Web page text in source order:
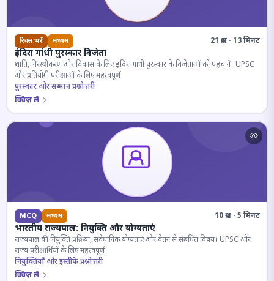
रिक्त भरें मध्यम 21 प्रश्न · 13 मिनट
इंदिरा गांधी पुरस्कार विजेता
शांति, निरस्त्रीकरण और विकास के लिए इंदिरा गांधी पुरस्कार के विजेताओं को पहचानें। UPSC
और प्रतियोगी परीक्षाओं के लिए महत्वपूर्ण।
पुरस्कार और सम्मान प्रश्नोत्तरी
क्विज़ लें
MCQ मध्यम 10 प्रश्न · 5 मिनट
भारतीय राज्यपाल: नियुक्ति और योग्यताएं
राज्यपाल की नियुक्ति प्रक्रिया, संवैधानिक योग्यताएं और वेतन से संबंधित विषय। UPSC और
राज्य परीक्षार्थियों के लिए महत्वपूर्ण।
नियुक्तियाँ और इस्तीफे प्रश्नोत्तरी
क्विज़ लें